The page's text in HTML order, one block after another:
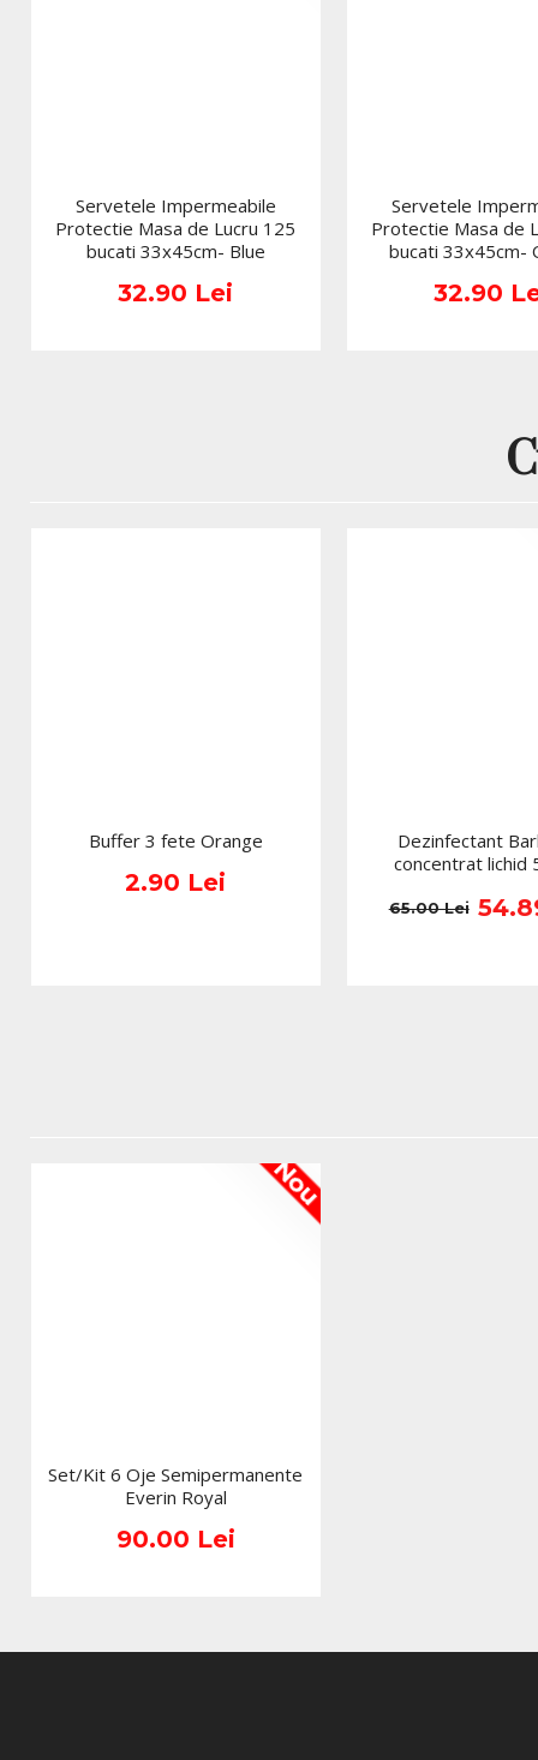
Servetele Impermeabile
Protectie Masa de Lucru 125
bucati 33x45cm- Blue
32.90 Lei
Servetele
Protectie Masa de
bucati 33x45cm-
32.90
Buffer 3 fete Orange
2.90 Lei
Dezinfectant
concentrat lichid
65.00 Lei
Nou
Set/Kit 6 Oje Semipermanente
Everin Royal
90.00 Lei